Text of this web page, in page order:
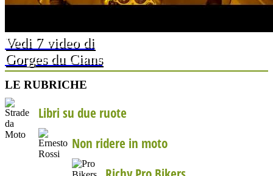
Vedi 7 video di
Gorges du Cians
LE RUBRICHE
Libri su due ruote
Non ridere in moto